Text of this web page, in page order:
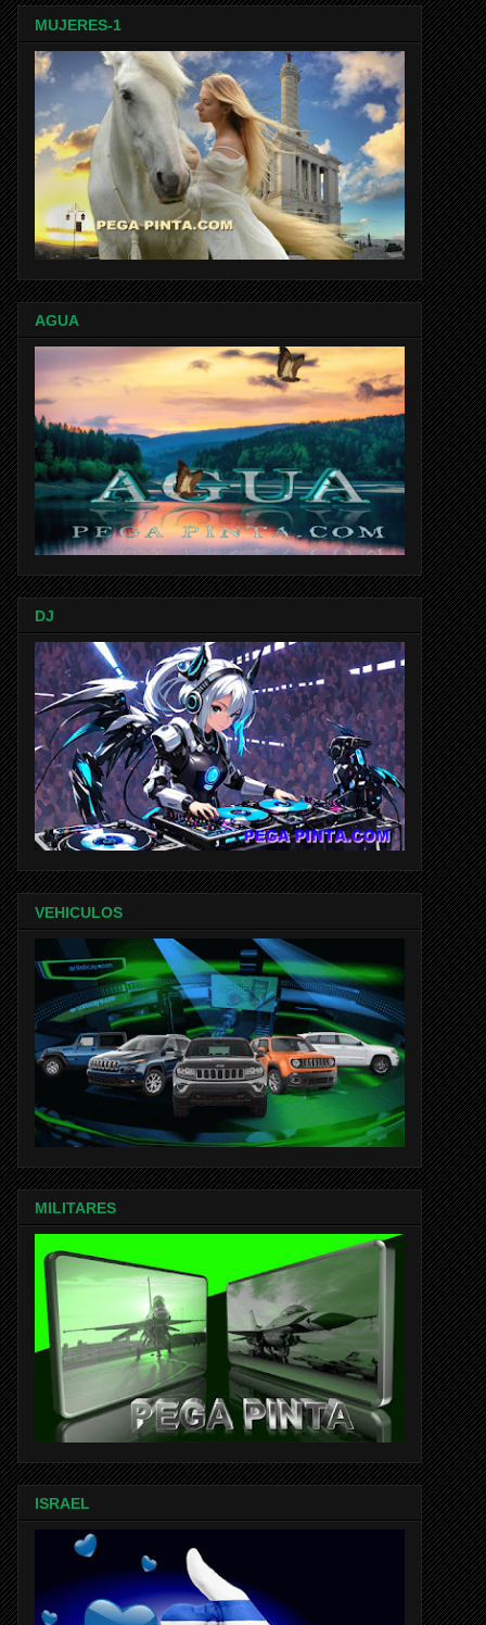
MUJERES-1
AGUA
DJ
VEHICULOS
MILITARES
ISRAEL